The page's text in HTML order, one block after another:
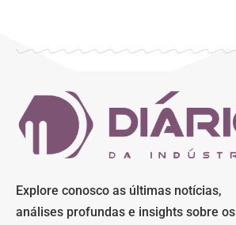
Explore conosco as últimas notícias,
análises profundas e insights sobre os